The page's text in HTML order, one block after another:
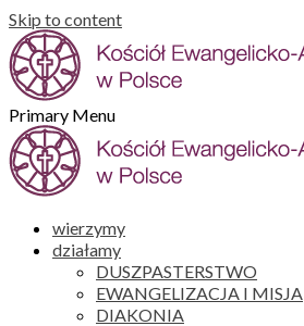
Skip to content
Primary Menu
wierzymy
działamy
DUSZPASTERSTWO
EWANGELIZACJA I MISJA
DIAKONIA